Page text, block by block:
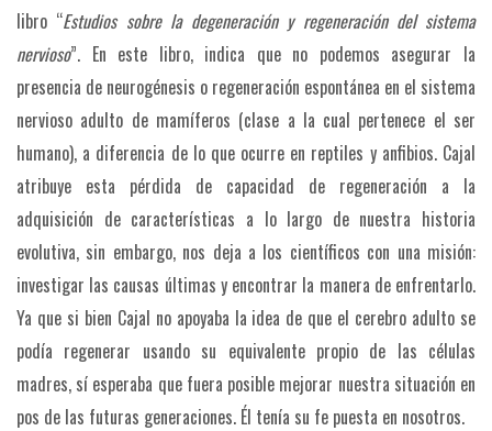
libro “Estudios sobre la degeneración y regeneración del sistema
nervioso”. En este libro, indica que no podemos asegurar la
presencia de neurogénesis o regeneración espontánea en el sistema
nervioso adulto de mamíferos (clase a la cual pertenece el ser
humano), a diferencia de lo que ocurre en reptiles y anfibios. Cajal
atribuye esta pérdida de capacidad de regeneración a la
adquisición de características a lo largo de nuestra historia
evolutiva, sin embargo, nos deja a los científicos con una misión:
investigar las causas últimas y encontrar la manera de enfrentarlo.
Ya que si bien Cajal no apoyaba la idea de que el cerebro adulto se
podía regenerar usando su equivalente propio de las células
madres, sí esperaba que fuera posible mejorar nuestra situación en
pos de las futuras generaciones. Él tenía su fe puesta en nosotros.